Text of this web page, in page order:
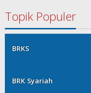
Topik Populer
BRKS
BRK Syariah